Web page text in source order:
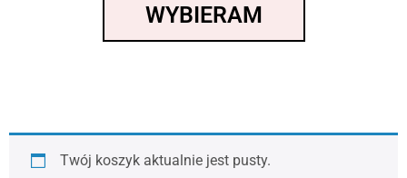
WYBIERAM
Twój koszyk aktualnie jest pusty.